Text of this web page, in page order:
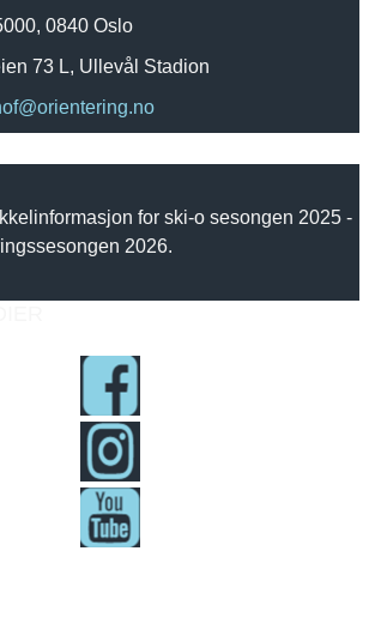
0840 Oslo
73 L, Ullevål Stadion
for ski-o sesongen 2025 -
2026.